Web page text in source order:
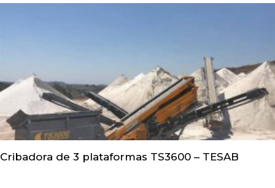
Cribadora de 3 plataformas TS3600 – TESAB